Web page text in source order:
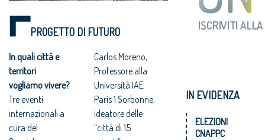
PROGETTO DI FUTURO
In quali città e
territori
vogliamo vivere?
Tre eventi
internazionali a
cura del
Carlos Moreno,
Professore alla
Università IAE
Paris 1 Sorbonne,
ideatore delle
“città di 15
IN EVIDENZA
ELEZIONI
CNAPPC